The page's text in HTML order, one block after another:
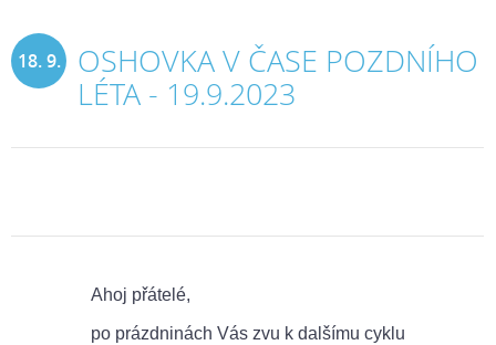
18. 9.
OSHOVKA V ČASE POZDNÍHO
LÉTA - 19.9.2023
Ahoj přátelé,
po prázdninách Vás zvu k dalšímu cyklu